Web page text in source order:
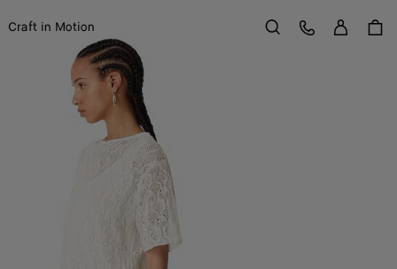
Craft in Motion Rechercher
Service ClientSe